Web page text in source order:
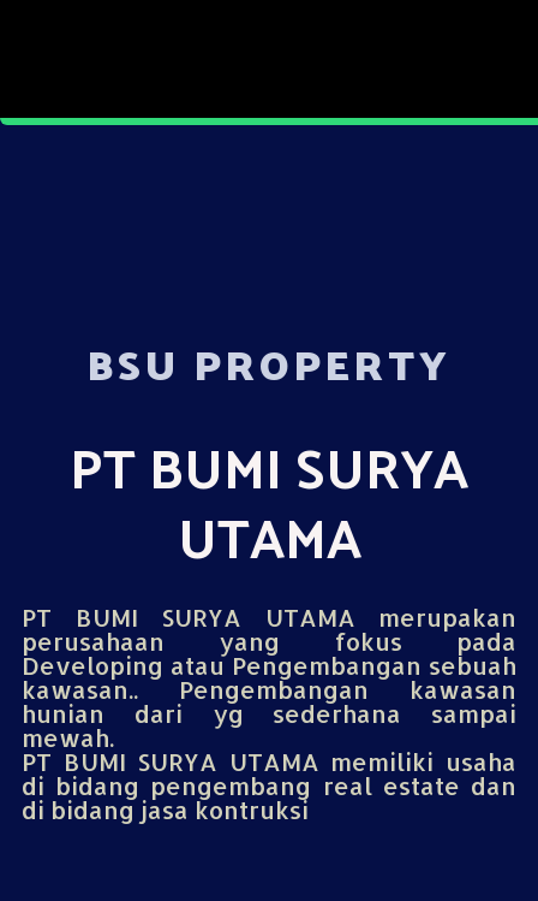
BSU PROPERTY
PT BUMI SURYA
UTAMA
PT BUMI SURYA UTAMA merupakan
perusahaan yang fokus pada
Developing atau Pengembangan sebuah
kawasan.. Pengembangan kawasan
hunian dari yg sederhana sampai
mewah.
PT BUMI SURYA UTAMA memiliki usaha
di bidang pengembang real estate dan
di bidang jasa kontruksi